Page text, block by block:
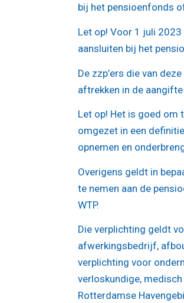
bij het pensioenfonds
Let op! Voor 1 juli 2023
aansluiten bij het
De zzp’ers die van
aftrekken in de
Let op! Het is goed om
omgezet in een
opnemen en
Overigens geldt in
te nemen aan de
WTP.
Die verplichting geldt
afwerkingsbedrijf,
verplichting voor
verloskundige,
Rotterdamse